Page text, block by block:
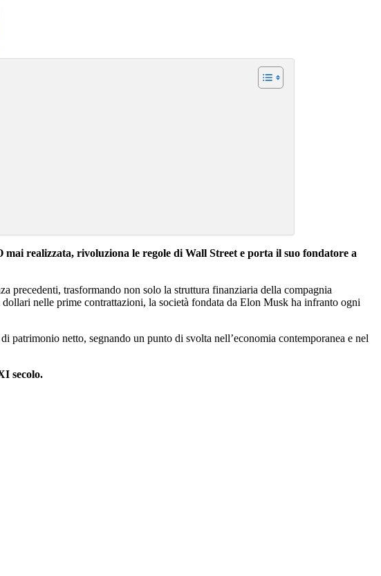
realizzata, rivoluziona le regole di Wall Street e porta il suo fondatore a
precedenti, trasformando non solo la struttura finanziaria della compagnia
nelle prime contrattazioni, la società fondata da Elon Musk ha infranto ogni
netto, segnando un punto di svolta nell’economia contemporanea e nel
secolo.